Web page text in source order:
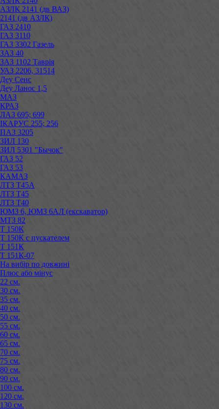
АЗЛК 2141 (дв ВАЗ)
2141 (дв АЗЛК)
ГАЗ 2410
ГАЗ 3110
ГАЗ 3302 Газель
ЗАЗ 40
ЗАЗ 1102 Таврія
УАЗ 2206, 31514
Деу Сенс
Деу Ланос 1,5
МАЗ
КРАЗ
ЛАЗ 695; 699
ІКАРУС 255; 256
ПАЗ 3205
ЗИЛ 130
ЗИЛ 5301 "Бычок"
ГАЗ 52
ГАЗ 53
КАМАЗ
ЛТЗ Т45А
ЛТЗ Т45
ЛТЗ Т40
ЮМЗ 6, ЮМЗ 6АЛ (екскаватор)
МТЗ 82
Т 150К
Т 150К с пускателем
Т 151К
Т 151К-07
На вибір по довжині
Плюс або мінус
22 см.
30 см.
35 см.
40 см.
50 см.
55 см.
60 см.
65 см.
70 см.
75 см.
80 см.
90 см.
100 см.
120 см.
130 см.